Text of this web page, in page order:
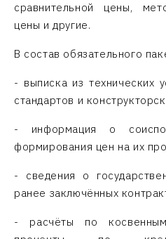
сравнительной цены,
цены и другие.
В состав обязательного
- выписка из технических
стандартов и
- информация о
формирования цен на их
- сведения о
ранее заключённых
- расчёты по